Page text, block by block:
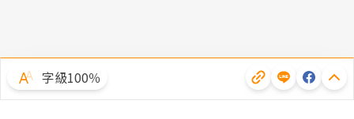
字級100％